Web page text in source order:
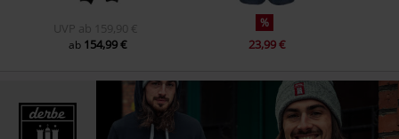
UVP ab 159,90 €
ab 154,99 €
%
23,99 €